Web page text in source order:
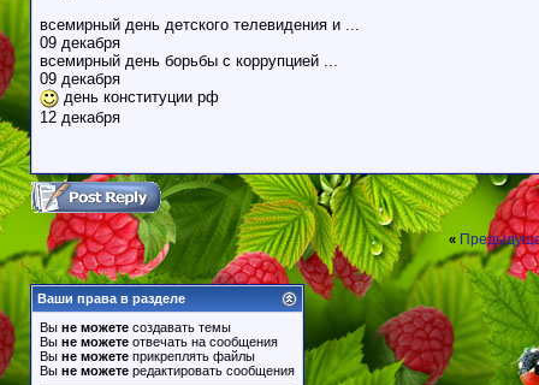
всемирный день детского телевидения и ...
09 декабря
всемирный день борьбы с коррупцией ...
09 декабря
день конституции рф
12 декабря
«
Ваши права в разделе
Вы не можете создавать темы
Вы не можете отвечать на сообщения
Вы не можете прикреплять файлы
Вы не можете редактировать сообщения